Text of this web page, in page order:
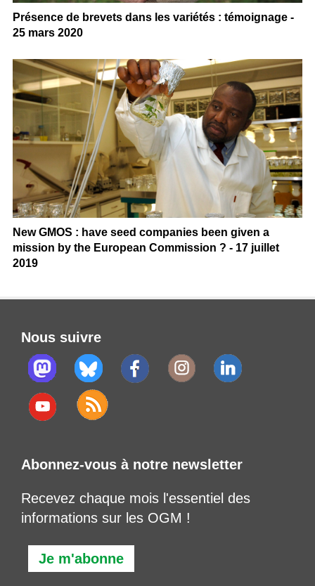
Présence de brevets dans les variétés : témoignage -
25 mars 2020
New GMOS : have seed companies been given a
mission by the European Commission ? - 17 juillet
2019
Nous suivre
Abonnez-vous à notre newsletter
Recevez chaque mois l'essentiel des
informations sur les OGM !
Je m'abonne